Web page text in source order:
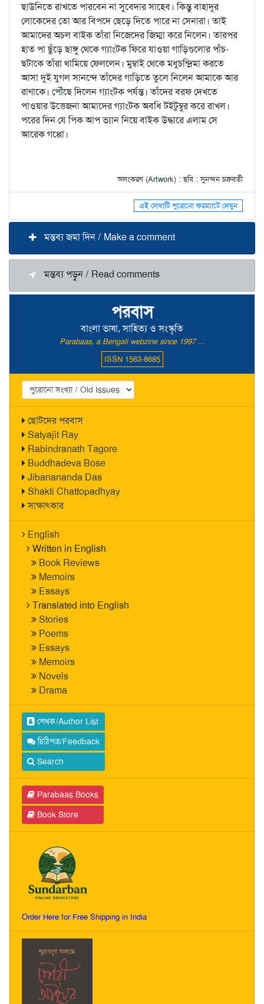
পরবাস
বাংলা ভাষা, সাহিত্য ও সংস্কৃতি
Parabaas, a Bengali webzine since 1997 ...
ISSN 1563-8685
ছোটদের পরবাস
Satyajit Ray
Rabindranath Tagore
Buddhadeva Bose
Jibanananda Das
Shakti Chattopadhyay
সাক্ষাৎকার
English
Written in English
Book Reviews
Memoirs
Essays
Translated into English
Stories
Poems
Essays
Memoirs
Novels
Drama
লেখক/Author List
চিঠিপত্র/Feedback
Search
Parabaas Books
Book Store
Order Here for Free Shipping in India
ছাউনিতে রাখতে পারবেন না সুবেদার সাহেব। কিন্তু বাহাদুর
লোকেদের তো আর বিপদে ছেড়ে দিতে পারে না সেনারা। তাই
আমাদের অচল বাইক তাঁরা নিজেদের জিম্মা করে নিলেন। তারপর
হাত পা ছুঁড়ে ছাঙ্গু থেকে গ্যাংটক ফিরে যাওয়া গাড়িগুলোর পাঁচ-
ছটাকে তাঁরা থামিয়ে ফেললেন। মুম্বাই থেকে মধুচন্দ্রিমা করতে
আসা দুই যুগল সানন্দে তাঁদের গাড়িতে তুলে নিলেন আমাকে আর
রাণাকে। পৌঁছে দিলেন গ্যাংটক পর্যন্ত। তাঁদের বরফ দেখতে
পাওয়ার উত্তেজনা আমাদের গ্যাংটক অবধি টইটুম্বুর করে রাখল।
পরের দিন যে পিক আপ ভ্যান নিয়ে বাইক উদ্ধারে এলাম সে
আরেক গপ্পো।
অলংকরণ (Artwork) : ছবি : সুনন্দন চক্রবর্তী
এই লেখাটি পুরোনো ফরম্যাটে দেখুন
মন্তব্য জমা দিন / Make a comment
মন্তব্য পড়ুন / Read comments